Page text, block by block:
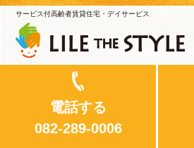
サービス付高齢者賃貸住宅・デイサービス
電話する
082-289-0006